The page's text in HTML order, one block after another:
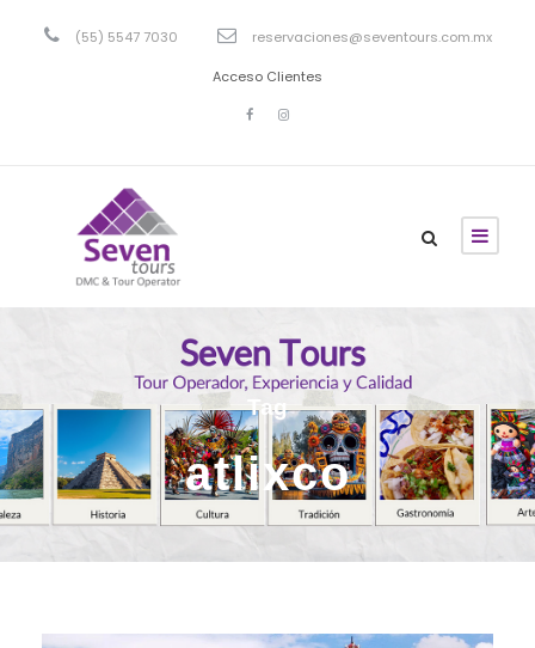
(55) 5547 7030 reservaciones@seventours.com.mx
Acceso Clientes
Tag
atlixco